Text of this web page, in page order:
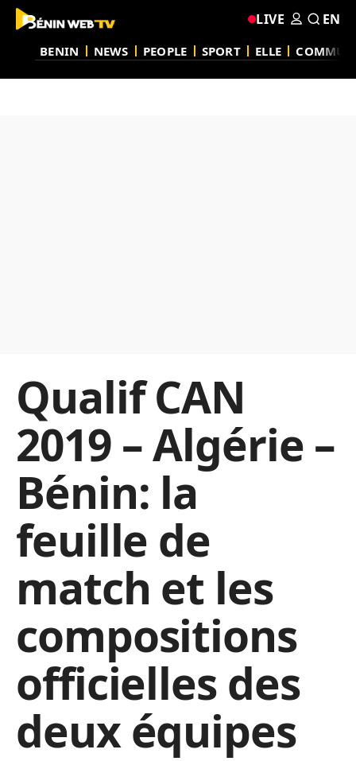
BENIN NEWS PEOPLE SPORT ELLE
LIVE EN
Qualif CAN
2019 – Algérie –
Bénin: la
feuille de
match et les
compositions
officielles des
deux équipes